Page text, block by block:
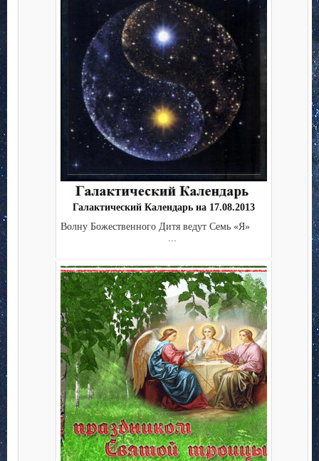
Галактический Календарь на 17.08.2013
Волну Божественного Дитя ведут Семь «Я»